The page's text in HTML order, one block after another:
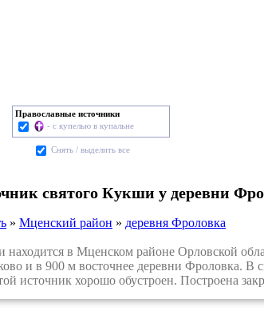
Православные источники
- с купелью в купальне
Cнять / выделить все
святого Кукши у деревни
» Мценский район » деревня Фроловка
в Мценском районе Орловской
и в 900 м восточнее деревни Фроловка. В
источник хорошо обустроен. Построена